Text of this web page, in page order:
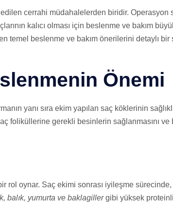
cerrahi müdahalelerden biridir. Operasyon
kalıcı olması için beslenme ve bakım
temel beslenme ve bakım önerilerini detaylı bir
Önemi
yanı sıra ekim yapılan saç köklerinin
foliküllerine gerekli besinlerin sağlanmasını ve
rol oynar. Saç ekimi sonrası iyileşme
balık, yumurta ve baklagillergibi yüksek proteinli